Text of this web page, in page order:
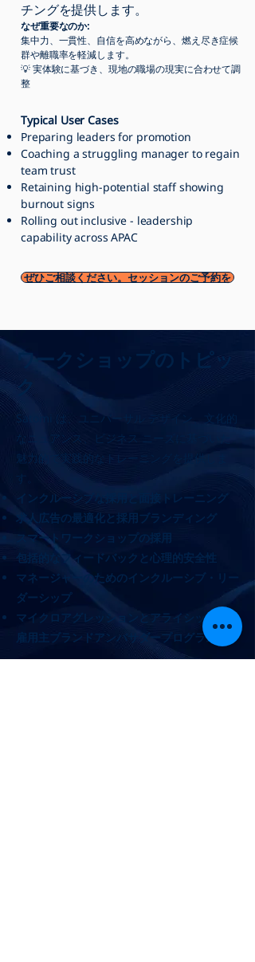
チングを提供します。
なぜ重要なのか:
集中力、一貫性、自信を高めながら、燃え尽き症候
群や離職率を軽減します。
💡 実体験に基づき、現地の職場の現実に合わせて調
整
Typical User Cases
Preparing leaders for promotion
Coaching a struggling manager to regain
team trust
Retaining high-potential staff showing
burnout signs
Rolling out inclusive - leadership
capability across APAC
ぜひご相談ください。セッションのご予約を
ワークショップのトピッ
ク
Satomi は、ユニバーサル デザイン、文化的
なニュアンス、ビジネス ニーズに基づいた
魅力的で実践的なトレーニングを提供しま
す。
インクルーシブな採用と面接トレーニング
求人広告の最適化と採用ブランディング
スマートワークショップの採用
包括的なフィードバックと心理的安全性
マネージャーのためのインクルーシブ・リー
ダーシップ
マイクロアグレッションとアライシップ研修
雇用主ブランドアンバサダープログラム